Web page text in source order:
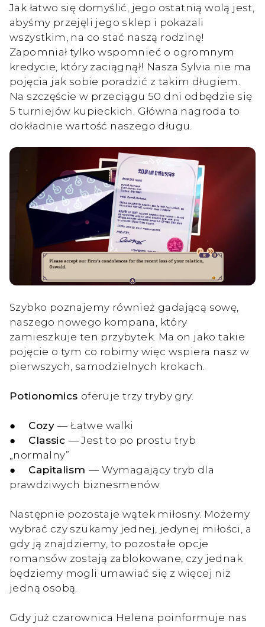
Jak łatwo się domyślić, jego ostatnią wolą jest,
abyśmy przejęli jego sklep i pokazali
wszystkim, na co stać naszą rodzinę!
Zapomniał tylko wspomnieć o ogromnym
kredycie, który zaciągnął! Nasza Sylvia nie ma
pojęcia jak sobie poradzić z takim długiem.
Na szczęście w przeciągu 50 dni odbędzie się
5 turniejów kupieckich. Główna nagroda to
dokładnie wartość naszego długu.
Szybko poznajemy również gadającą sowę,
naszego nowego kompana, który
zamieszkuje ten przybytek. Ma on jako takie
pojęcie o tym co robimy więc wspiera nasz w
pierwszych, samodzielnych krokach.
Potionomics oferuje trzy tryby gry.
● Cozy— Łatwe walki
● Classic — Jest to po prostu tryb
„normalny”
● Capitalism — Wymagający tryb dla
prawdziwych biznesmenów
Następnie pozostaje wątek miłosny. Możemy
wybrać czy szukamy jednej, jedynej miłości, a
gdy ją znajdziemy, to pozostałe opcje
romansów zostają zablokowane, czy jednak
będziemy mogli umawiać się z więcej niż
jedną osobą.
Gdy już czarownica Helena poinformuje nas